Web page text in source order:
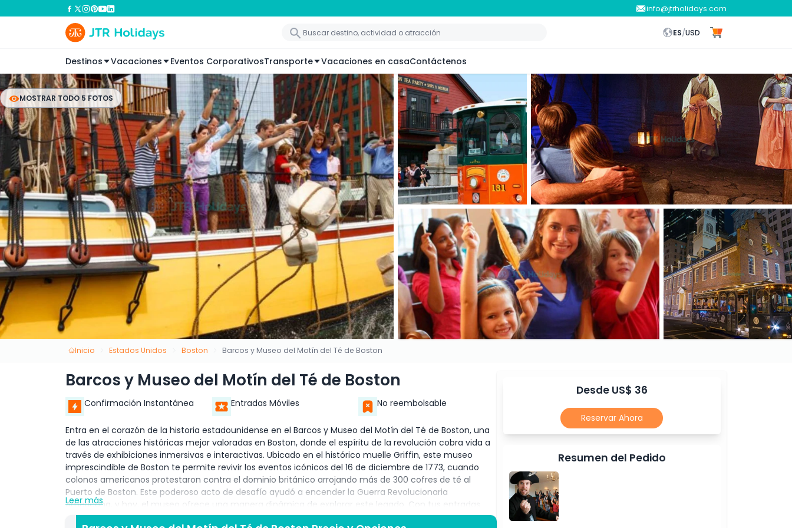
info@jtrholidays.com
ES/USD
Destinos Vacaciones Eventos CorporativosTransporte Vacaciones en casaContáctenos
MOSTRAR TODO 5 FOTOS
Inicio Estados Unidos Boston Barcos y Museo del Motín del Té de Boston
Barcos y Museo del Motín del Té de Boston
Confirmación Instantánea Entradas Móviles No reembolsable
Entra en el corazón de la historia estadounidense en el Barcos y Museo del Motín del Té de Boston, una
de las atracciones históricas mejor valoradas en Boston, donde el espíritu de la revolución cobra vida a
través de exhibiciones inmersivas e interactivas. Ubicado en el histórico muelle Griffin, este museo
imprescindible de Boston te permite revivir los eventos icónicos del 16 de diciembre de 1773, cuando
colonos americanos protestaron contra el dominio británico arrojando más de 300 cofres de té al
Puerto de Boston. Este poderoso acto de desafío ayudó a encender la Guerra Revolucionaria
Americana, y hoy, el museo ofrece una manera dinámica de explorar este legado. Con tus entradas
para el Museo del Motín del Té de Boston, sube a bordo de réplicas auténticas de barcos del siglo XVIII,
Leer más
Desde US$ 36
Reservar Ahora
Resumen del Pedido